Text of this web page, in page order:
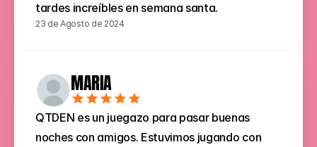
tardes increíbles en semana santa.
23 de Agosto de 2024
MARÍA
QTDEN es un juegazo para pasar buenas
noches con amigos. Estuvimos jugando con